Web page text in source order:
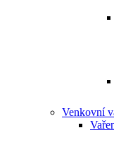
Venkovní